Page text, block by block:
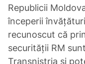
Republicii
începerii
recunoscut că
securității RM
Transnistria și